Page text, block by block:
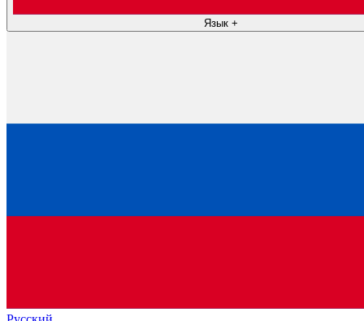
Язык +